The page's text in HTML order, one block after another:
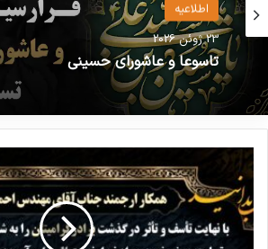
اطلاعیه
23 ژوئن 2026
تاسوعا و عاشورای حسینی
اخبار گروه ها
16 نوامبر 2021
اول آبان ماه روز کارشناس